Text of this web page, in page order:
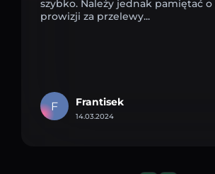
szybko. Należy jednak pamiętać
prowizji za przelewy...
F Frantisek
14.03.2024